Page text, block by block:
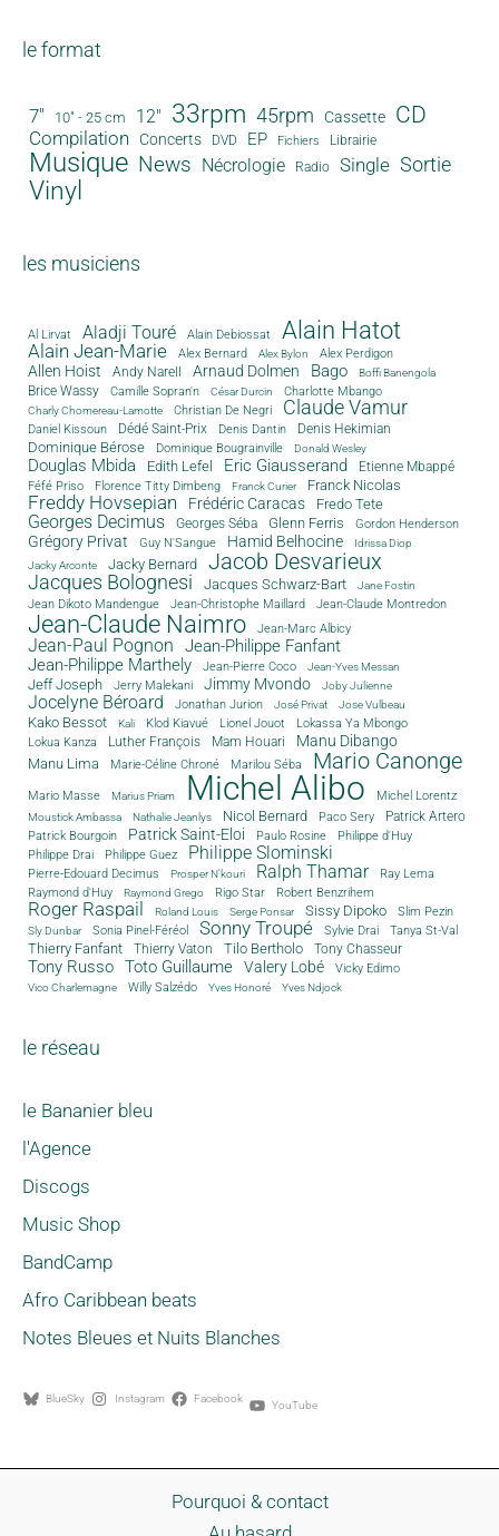
le format
7" 10" - 25 cm 12" 33rpm 45rpm Cassette CD
Compilation Concerts DVD EP Fichiers Librairie
Musique News Nécrologie Radio Single Sortie
Vinyl
les musiciens
Al Lirvat Aladji Touré Alain Debiossat Alain Hatot
Alain Jean-Marie Alex Bernard Alex Bylon Alex Perdigon
Allen Hoist Andy Narell Arnaud Dolmen Bago Boffi Banengola
Brice Wassy Camille Sopran'n César Durcin Charlotte Mbango
Charly Chomereau-Lamotte Christian De Negri Claude Vamur
Daniel Kissoun Dédé Saint-Prix Denis Dantin Denis Hekimian
Dominique Bérose Dominique Bougrainville Donald Wesley
Douglas Mbida Edith Lefel Eric Giausserand Etienne Mbappé
Féfé Priso Florence Titty Dimbeng Franck Curier Franck Nicolas
Freddy Hovsepian Frédéric Caracas Fredo Tete
Georges Decimus Georges Séba Glenn Ferris Gordon Henderson
Grégory Privat Guy N'Sangue Hamid Belhocine
Idrissa Diop
Jacky Arconte
Jacky Bernard Jacob Desvarieux
Jacques Bolognesi Jacques Schwarz-Bart Jane Fostin
Jean Dikoto Mandengue Jean-Christophe Maillard Jean-Claude Montredon
Jean-Claude Naimro Jean-Marc Albicy
Jean-Paul Pognon
Jean-Philippe Fanfant
Jean-Philippe Marthely
Jean-Pierre Coco Jean-Yves Messan
Jeff Joseph Jerry Malekani Jimmy Mvondo Joby Julienne
Jocelyne Béroard Jonathan Jurion José Privat Jose Vulbeau
Kako Bessot Kali Klod Kiavué Lionel Jouot
Lokassa Ya Mbongo
Lokua Kanza
Luther François Mam Houari Manu Dibango
Manu Lima Marie-Céline Chroné Marilou Séba Mario Canonge
Mario Masse Marius Priam Michel Alibo Michel Lorentz
Moustick Ambassa Nathalie Jeanlys Nicol Bernard Paco Sery
Patrick Artero
Patrick Bourgoin
Patrick Saint-Eloi Paulo Rosine
Philippe d'Huy
Philippe Drai
Philippe Guez Philippe Slominski
Pierre-Edouard Decimus Prosper N'kouri Ralph Thamar
Ray Lema
Raymond d'Huy
Raymond Grego Rigo Star Robert Benzrihem
Roger Raspail Roland Louis Serge Ponsar Sissy Dipoko Slim Pezin
Sly Dunbar Sonia Pinel-Féréol Sonny Troupé Sylvie Drai Tanya St-Val
Thierry Fanfant Thierry Vaton Tilo Bertholo Tony Chasseur
Tony Russo Toto Guillaume Valery Lobé Vicky Edimo
Vico Charlemagne Willy Salzédo Yves Honoré Yves Ndjock
le réseau
le Bananier bleu
l'Agence
Discogs
Music Shop
BandCamp
Afro Caribbean beats
Notes Bleues et Nuits Blanches
BlueSky Instagram Facebook YouTube
Pourquoi & contact